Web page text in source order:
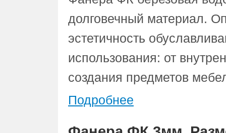
долговечный материал.
эстетичность
использования: от
создания предметов
Подробнее